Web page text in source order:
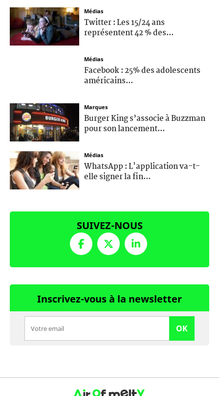
Médias
Twitter : Les 15/24 ans
représentent 42 % des...
Médias
Facebook : 25% des adolescents
américains...
Marques
Burger King s’associe à Buzzman
pour son lancement...
Médias
WhatsApp : L'application va-t-
elle signer la fin...
SUIVEZ-NOUS
Inscrivez-vous à la newsletter
OK